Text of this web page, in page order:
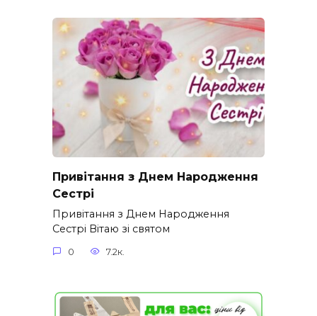
Привітання з Днем Народження
Сестрі
Привітання з Днем Народження
Сестрі Вітаю зі святом
0 7.2к.